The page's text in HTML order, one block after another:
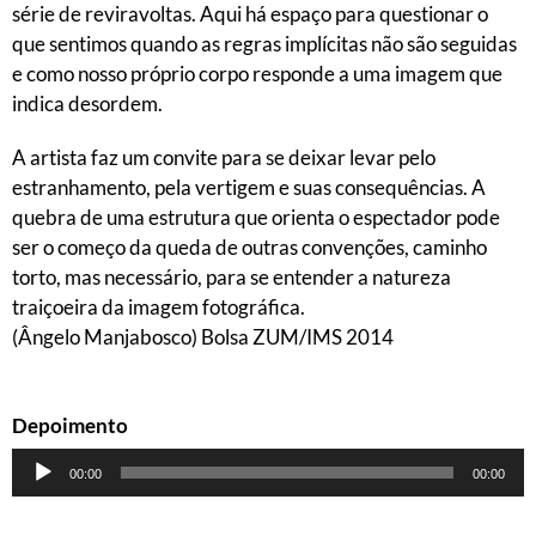
série de reviravoltas. Aqui há espaço para questionar o
que sentimos quando as regras implícitas não são seguidas
e como nosso próprio corpo responde a uma imagem que
indica desordem.
A artista faz um convite para se deixar levar pelo
estranhamento, pela vertigem e suas consequências. A
quebra de uma estrutura que orienta o espectador pode
ser o começo da queda de outras convenções, caminho
torto, mas necessário, para se entender a natureza
traiçoeira da imagem fotográfica.
(Ângelo Manjabosco) Bolsa ZUM/IMS 2014
Depoimento
Tocador
00:00 00:00